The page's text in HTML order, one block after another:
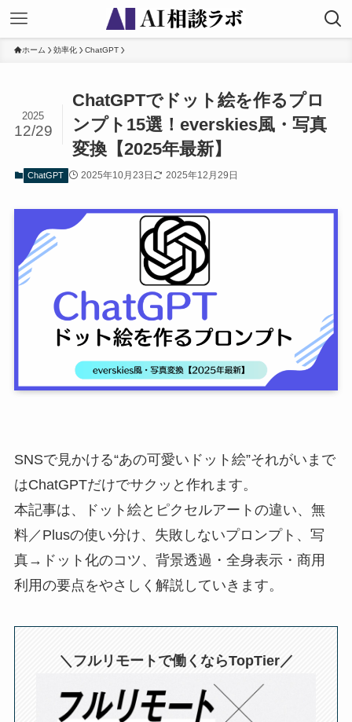
ホーム 効率化 ChatGPT
ChatGPTでドット絵を作るプロ
ンプト15選！everskies風・写真
変換【2025年最新】
2025
12/29
ChatGPT 2025年10月23日 2025年12月29日
SNSで見かける“あの可愛いドット絵”それがいまで
はChatGPTだけでサクッと作れます。
本記事は、ドット絵とピクセルアートの違い、無
料／Plusの使い分け、失敗しないプロンプト、写
真→ドット化のコツ、背景透過・全身表示・商用
利用の要点をやさしく解説していきます。
＼フルリモートで働くならTopTier／